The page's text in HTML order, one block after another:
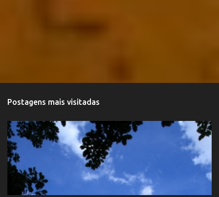
Postagens mais visitadas